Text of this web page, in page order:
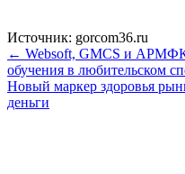
Источник: gorcom36.ru
← Websoft, GMCS и АРМФК
обучения в любительском
Новый маркер здоровья
деньги